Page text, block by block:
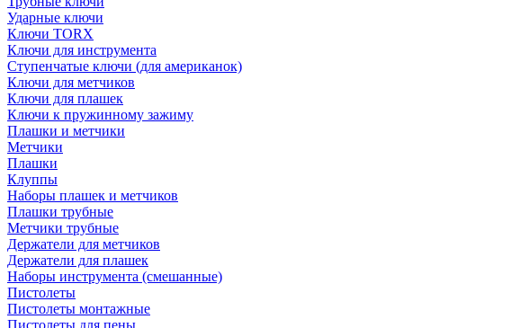
Ударные ключи
Ключи TORX
Ключи для инструмента
Ступенчатые ключи (для американок)
Ключи для метчиков
Ключи для плашек
Ключи к пружинному зажиму
Плашки и метчики
Метчики
Плашки
Клуппы
Наборы плашек и метчиков
Плашки трубные
Метчики трубные
Держатели для метчиков
Держатели для плашек
Наборы инструмента (смешанные)
Пистолеты
Пистолеты монтажные
Пистолеты для пены